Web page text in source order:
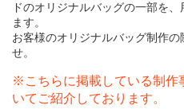
ドのオリジナルバッグの一部を
ます。
お客様のオリジナルバッグ制作
せ。
※こちらに掲載している制作
いてご紹介しております。